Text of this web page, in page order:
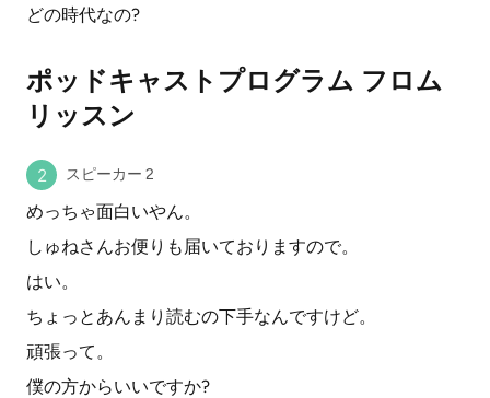
どの時代なの?
ポッドキャストプログラム フロム
リッスン
スピーカー 2
めっちゃ面白いやん。
しゅねさんお便りも届いておりますので。
はい。
ちょっとあんまり読むの下手なんですけど。
頑張って。
僕の方からいいですか?